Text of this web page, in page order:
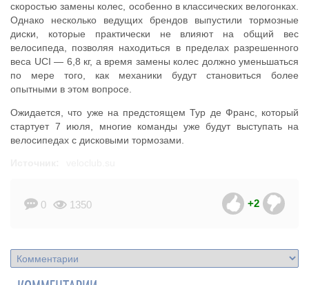
скоростью замены колес, особенно в классических велогонках.
Однако несколько ведущих брендов выпустили тормозные
диски, которые практически не влияют на общий вес
велосипеда, позволяя находиться в пределах разрешенного
веса UCI — 6,8 кг, а время замены колес должно уменьшаться
по мере того, как механики будут становиться более
опытными в этом вопросе.
Ожидается, что уже на предстоящем Тур де Франс, который
стартует 7 июля, многие команды уже будут выступать на
велосипедах с дисковыми тормозами.
0 1350 +2